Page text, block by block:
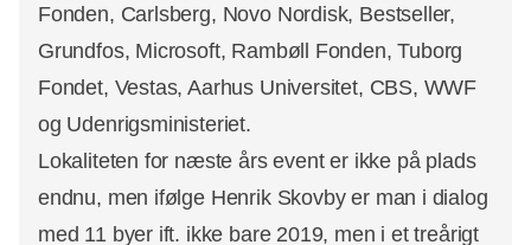
Fonden, Carlsberg, Novo Nordisk, Bestseller,
Grundfos, Microsoft, Rambøll Fonden, Tuborg
Fondet, Vestas, Aarhus Universitet, CBS, WWF
og Udenrigsministeriet.
Lokaliteten for næste års event er ikke på plads
endnu, men ifølge Henrik Skovby er man i dialog
med 11 byer ift. ikke bare 2019, men i et treårigt